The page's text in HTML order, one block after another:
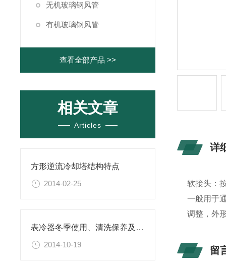
无机玻璃钢风管
有机玻璃钢风管
查看全部产品 >>
相关文章
Articles
方形逆流冷却塔结构特点
2014-02-25
表冷器冬季使用、清洗保养及安全技术要求
2014-10-19
详
软接头：
一般用于
调整，外
留